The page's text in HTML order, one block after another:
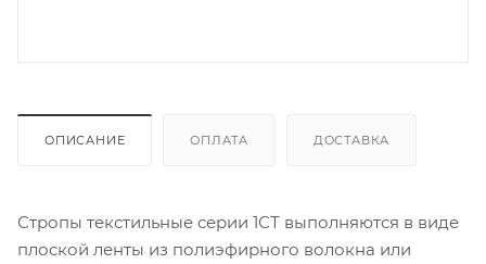
ОПИСАНИЕ ОПЛАТА ДОСТАВКА
Стропы текстильные серии 1СТ выполняются в виде
плоской ленты из полиэфирного волокна или